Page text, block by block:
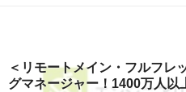
＜リモートメイン・フルフレ
グマネージャー！1400万人以